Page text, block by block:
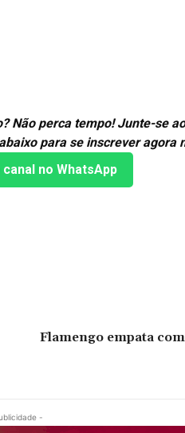
perca tempo! Junte-se
para se inscrever agora
no WhatsApp
Flamengo empata
-